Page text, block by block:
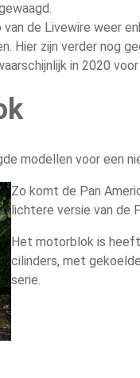
de Livewire weer
Hier zijn verder nog
in 2020
modellen voor een
Zo komt de Pan
lichtere versie van de
Het motorblok is
cilinders, met
serie.